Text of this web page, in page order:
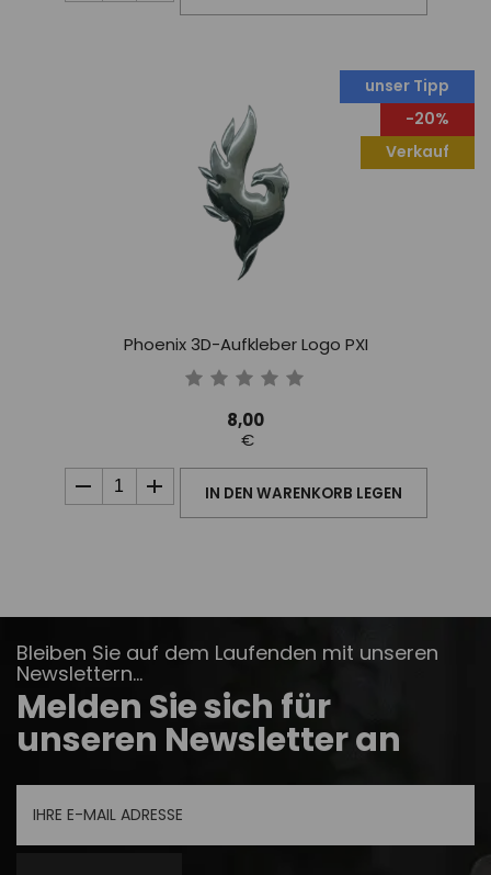
unser Tipp
-20%
Verkauf
Phoenix 3D-Aufkleber Logo PXI
8,00
€
IN DEN WARENKORB LEGEN
Bleiben Sie auf dem Laufenden mit unseren
Newslettern...
Melden Sie sich für
unseren Newsletter an